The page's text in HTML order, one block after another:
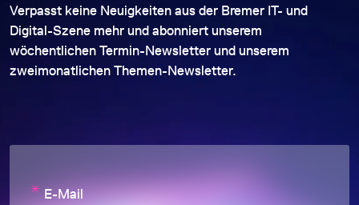
Verpasst keine Neuigkeiten aus der Bremer IT- und
Digital-Szene mehr und abonniert unserem
wöchentlichen Termin-Newsletter und unserem
zweimonatlichen Themen-Newsletter.
* E-Mail